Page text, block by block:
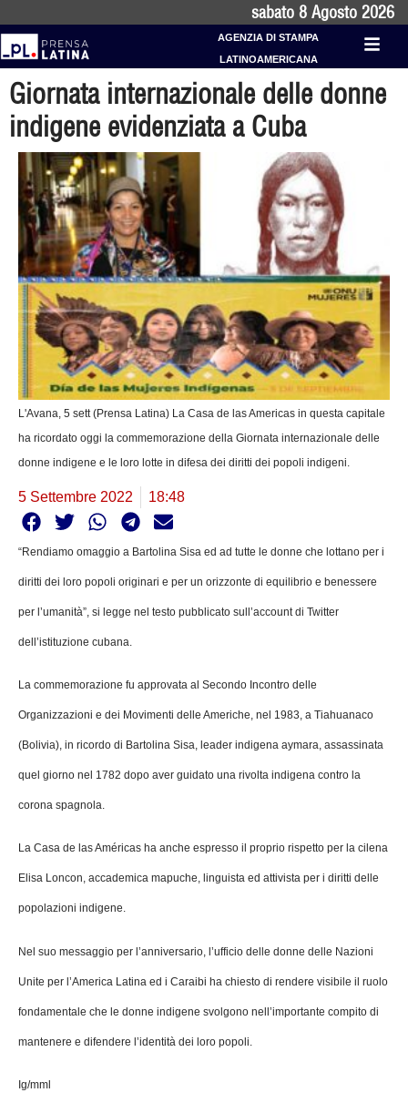
sabato 8 Agosto 2026
AGENZIA DI STAMPA
LATINOAMERICANA
Giornata internazionale delle donne
indigene evidenziata a Cuba
L'Avana, 5 sett (Prensa Latina) La Casa de las Americas in questa capitale
ha ricordato oggi la commemorazione della Giornata internazionale delle
donne indigene e le loro lotte in difesa dei diritti dei popoli indigeni.
5 Settembre 2022 18:48
“Rendiamo omaggio a Bartolina Sisa ed ad tutte le donne che lottano per i
diritti dei loro popoli originari e per un orizzonte di equilibrio e benessere
per l’umanità”, si legge nel testo pubblicato sull’account di Twitter
dell’istituzione cubana.
La commemorazione fu approvata al Secondo Incontro delle
Organizzazioni e dei Movimenti delle Americhe, nel 1983, a Tiahuanaco
(Bolivia), in ricordo di Bartolina Sisa, leader indigena aymara, assassinata
quel giorno nel 1782 dopo aver guidato una rivolta indigena contro la
corona spagnola.
La Casa de las Américas ha anche espresso il proprio rispetto per la cilena
Elisa Loncon, accademica mapuche, linguista ed attivista per i diritti delle
popolazioni indigene.
Nel suo messaggio per l’anniversario, l’ufficio delle donne delle Nazioni
Unite per l’America Latina ed i Caraibi ha chiesto di rendere visibile il ruolo
fondamentale che le donne indigene svolgono nell’importante compito di
mantenere e difendere l’identità dei loro popoli.
Ig/mml